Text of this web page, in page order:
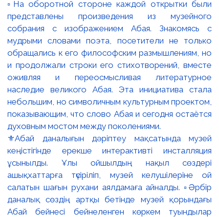
⚜️Абай даналығын дәріптеу мақсатында музей
кеңістігінде ерекше интерактивті инсталляция
ұсынылды. Ұлы ойшылдың нақыл сөздері
ашықхаттарға түсіріліп, музей келушілеріне ой
салатын шағын рухани аялдамаға айналды. ▫️Әрбір
даналық сөздің артқы бетінде музей қорындағы
Абай бейнесі бейнеленген көркем туындылар